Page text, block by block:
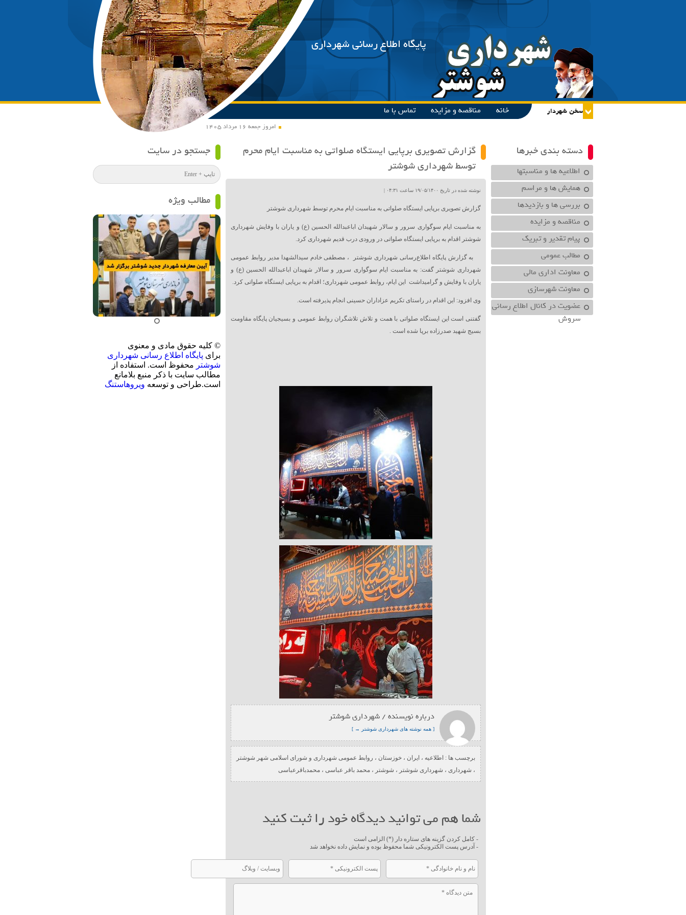
پایگاه اطلاع رسانی شهرداری
امروز جمعه ۱۶ مرداد ۱۴۰۵
خانه مناقصه و مزایده تماس با ما
دسته بندی خبرها
اطلاعیه ها و مناسبتها
همایش ها و مراسم
بررسی ها و بازدیدها
مناقصه و مزایده
پیام تقدیر و تبریک
مطالب عمومی
معاونت اداري مالي
معاونت شهرسازي
عضویت در کانال اطلاع رسانی
سروش
گزارش تصویری برپایی ایستگاه صلواتی به مناسبت ایام محرم
توسط شهرداری شوشتر
نوشته شده در تاریخ ۱۹/۰۵/۱۴۰۰ ساعت ۰۴:۳۱ |
گزارش تصویری برپایی ایستگاه صلواتی به مناسبت ایام محرم توسط شهرداری شوشتر
به مناسبت ایام سوگواری سرور و سالار شهیدان اباعبدالله الحسین (ع) و یاران با وفایش شهرداری
شوشتر اقدام به برپایی ایستگاه صلواتی در ورودی درب قدیم شهرداری کرد.
به گزارش پایگاه اطلاع‌رسانی شهرداری شوشتر ، مصطفی خادم سیدالشهدا مدیر روابط عمومی
شهرداری شوشتر گفت: به مناسبت ایام سوگواری سرور و سالار شهیدان اباعبدالله الحسین (ع) و
یاران با وفایش و گرامیداشت این ایام، روابط عمومی شهرداری؛ اقدام به برپایی ایستگاه صلواتی کرد.
وی افزود: این اقدام در راستای تکریم عزاداران حسینی انجام پذیرفته است.
گفتنی است این ایستگاه صلواتی با همت و تلاش تلاشگران روابط عمومی و بسیجیان پایگاه مقاومت
بسیج شهید صدرزاده برپا شده است .
درباره نویسنده / شهرداری شوشتر
[ همه نوشته های شهرداری شوشتر → ]
برچسب ها : اطلاعیه ، ایران ، خوزستان ، روابط عمومی شهرداری و شورای اسلامی شهر شوشتر
، شهرداری ، شهرداری شوشتر ، شوشتر ، محمد باقر عباسی ، محمدباقرعباسی
شما هم می توانید دیدگاه خود را ثبت کنید
- کامل کردن گزینه های ستاره دار (*) الزامی است
- آدرس پست الکترونیکی شما محفوظ بوده و نمایش داده نخواهد شد
جستجو در سایت
مطالب ویژه
© کلیه حقوق مادی و معنوی
برای پایگاه اطلاع رسانی شهرداری
شوشتر محفوظ است. استفاده از
مطالب سایت با ذکر منبع بلامانع
است.طراحی و توسعه ویروهاستنگ